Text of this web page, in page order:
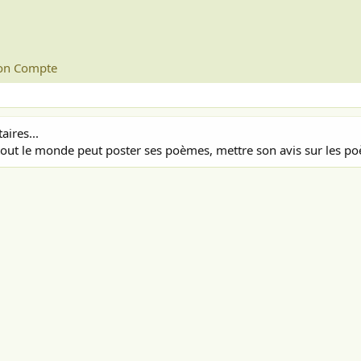
Compte
le monde peut poster ses poèmes, mettre son avis sur les